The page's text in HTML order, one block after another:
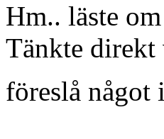
Hm.. läste om
Tänkte
föreslå